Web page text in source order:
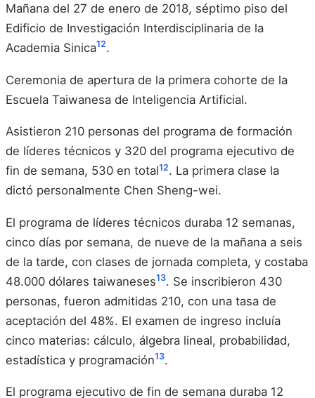
Mañana del 27 de enero de 2018, séptimo piso del
Edificio de Investigación Interdisciplinaria de la
Academia Sinica12.
Ceremonia de apertura de la primera cohorte de la
Escuela Taiwanesa de Inteligencia Artificial.
Asistieron 210 personas del programa de formación
de líderes técnicos y 320 del programa ejecutivo de
fin de semana, 530 en total12. La primera clase la
dictó personalmente Chen Sheng-wei.
El programa de líderes técnicos duraba 12 semanas,
cinco días por semana, de nueve de la mañana a seis
de la tarde, con clases de jornada completa, y costaba
48.000 dólares taiwaneses13. Se inscribieron 430
personas, fueron admitidas 210, con una tasa de
aceptación del 48%. El examen de ingreso incluía
cinco materias: cálculo, álgebra lineal, probabilidad,
estadística y programación13.
El programa ejecutivo de fin de semana duraba 12